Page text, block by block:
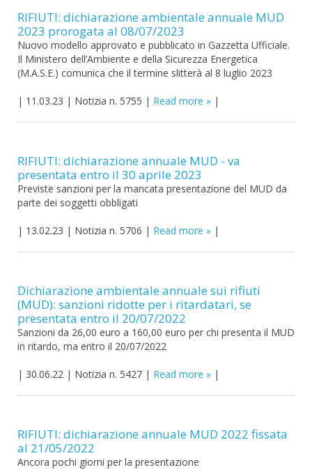
RIFIUTI: dichiarazione ambientale annuale MUD
2023 prorogata al 08/07/2023
Nuovo modello approvato e pubblicato in Gazzetta Ufficiale.
Il Ministero dell’Ambiente e della Sicurezza Energetica
(M.A.S.E.) comunica che il termine slitterà al 8 luglio 2023
| 11.03.23 | Notizia n. 5755 | Read more |
RIFIUTI: dichiarazione annuale MUD - va
presentata entro il 30 aprile 2023
Previste sanzioni per la mancata presentazione del MUD da
parte dei soggetti obbligati
| 13.02.23 | Notizia n. 5706 | Read more |
Dichiarazione ambientale annuale sui rifiuti
(MUD): sanzioni ridotte per i ritardatari, se
presentata entro il 20/07/2022
Sanzioni da 26,00 euro a 160,00 euro per chi presenta il MUD
in ritardo, ma entro il 20/07/2022
| 30.06.22 | Notizia n. 5427 | Read more |
RIFIUTI: dichiarazione annuale MUD 2022 fissata
al 21/05/2022
Ancora pochi giorni per la presentazione